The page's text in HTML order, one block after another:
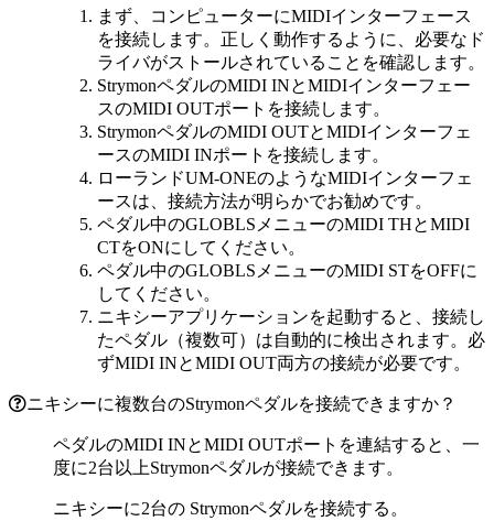
まず、コンピューターにMIDIインターフェース
を接続します。正しく動作するように、必要なド
ライバがストールされていることを確認します。
StrymonペダルのMIDI INとMIDIインターフェー
スのMIDI OUTポートを接続します。
StrymonペダルのMIDI OUTとMIDIインターフェ
ースのMIDI INポートを接続します。
ローランドUM-ONEのようなMIDIインターフェ
ースは、接続方法が明らかでお勧めです。
ペダル中のGLOBLSメニューのMIDI THとMIDI
CTをONにしてください。
ペダル中のGLOBLSメニューのMIDI STをOFFに
してください。
ニキシーアプリケーションを起動すると、接続し
たペダル（複数可）は自動的に検出されます。必
ずMIDI INとMIDI OUT両方の接続が必要です。
ニキシーに複数台のStrymonペダルを接続できますか？
ペダルのMIDI INとMIDI OUTポートを連結すると、一
度に2台以上Strymonペダルが接続できます。
ニキシーに2台の Strymonペダルを接続する。